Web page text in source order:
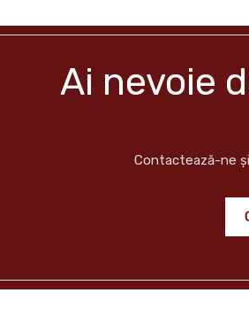
Ai nevoie
Contactează-ne